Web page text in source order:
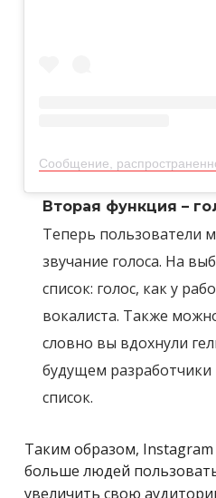
Вторая функция –
Теперь пользователи
звучание голоса. На
список: голос, как у
вокалиста. Также
словно вы вдохнули
будущем
список.
Таким образом,
больше людей
увеличить свою